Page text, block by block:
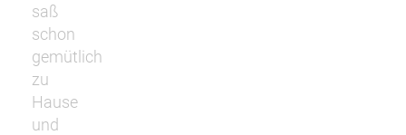
saß
schon
gemütlich
zu
Hause
und